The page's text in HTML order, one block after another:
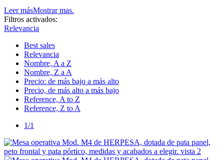
Leer másMostrar mas.
Filtros activados:
Relevancia
Best sales
Relevancia
Nombre, A a Z
Nombre, Z a A
Precio: de más bajo a más alto
Precio, de más alto a más bajo
Reference, A to Z
Reference, Z to A
1/1